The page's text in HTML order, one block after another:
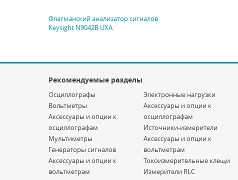
Флагманский анализатор сигналов
Keysight N9042B UXA
Рекомендуемые разделы
Осциллографы
Вольтметры
Аксессуары и опции к
осциллографам
Мультиметры
Генераторы сигналов
Аксессуары и опции к
вольтметрам
Электронные нагрузки
Аксессуары и опции к
осциллографам
Источники-измерители
Аксессуары и опции к
вольтметрам
Токоизмерительные клещи
Измерители RLC